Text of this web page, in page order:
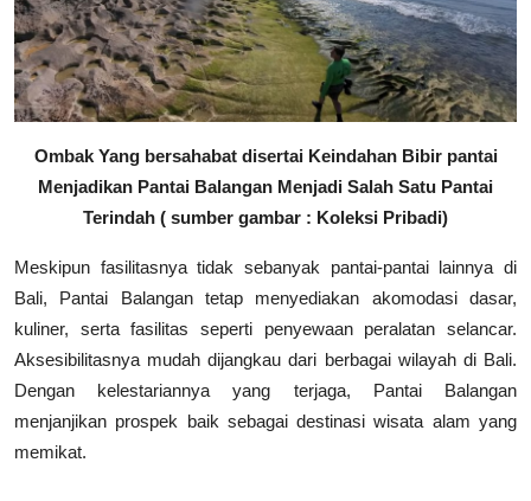
Ombak Yang bersahabat disertai Keindahan Bibir pantai
Menjadikan Pantai Balangan Menjadi Salah Satu Pantai
Terindah ( sumber gambar : Koleksi Pribadi)
Meskipun fasilitasnya tidak sebanyak pantai-pantai lainnya di
Bali, Pantai Balangan tetap menyediakan akomodasi dasar,
kuliner, serta fasilitas seperti penyewaan peralatan selancar.
Aksesibilitasnya mudah dijangkau dari berbagai wilayah di Bali.
Dengan kelestariannya yang terjaga, Pantai Balangan
menjanjikan prospek baik sebagai destinasi wisata alam yang
memikat.